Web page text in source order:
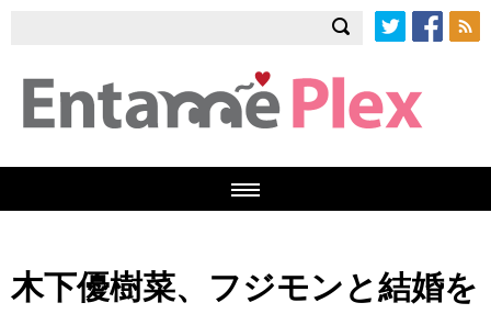
木下優樹菜、フジモンと結婚を